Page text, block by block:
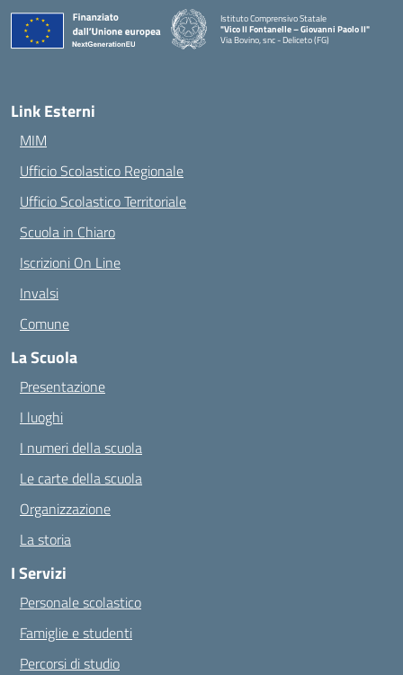
Istituto Comprensivo Statale
"Vico II Fontanelle – Giovanni Paolo II"
Via Bovino, snc - Deliceto (FG)
Link Esterni
MIM
Ufficio Scolastico Regionale
Ufficio Scolastico Territoriale
Scuola in Chiaro
Iscrizioni On Line
Invalsi
Comune
La Scuola
Presentazione
I luoghi
I numeri della scuola
Le carte della scuola
Organizzazione
La storia
I Servizi
Personale scolastico
Famiglie e studenti
Percorsi di studio